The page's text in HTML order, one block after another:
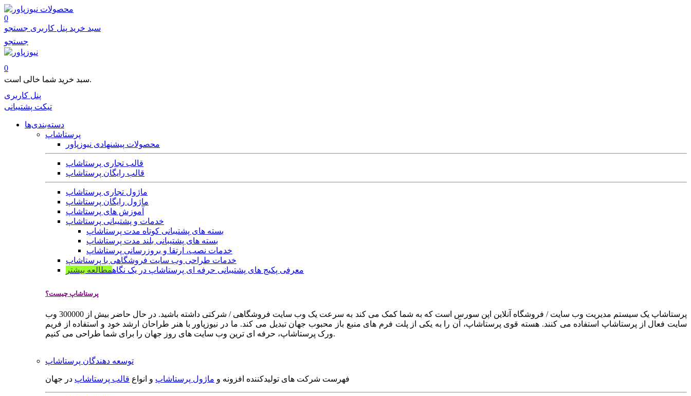
محصولات
0
سبد خرید پنل کاربری جستجو
جستجو
0
سبد خرید شما خالی است.
پنل کاربری
تیکت پشتیبانی
دسته‌بندی‌ها
پرستاشاپ
محصولات پیشنهادی نیوزپاور
قالب تجاری پرستاشاپ
قالب رایگان پرستاشاپ
ماژول تجاری پرستاشاپ
ماژول رایگان پرستاشاپ
آموزش های پرستاشاپ
خدمات و پشتیبانی پرستاشاپ
بسته های پشتیبانی کوتاه مدت پرستاشاپ
بسته های پشتیبانی بلند مدت پرستاشاپ
خدمات نصب، ارتقا و بروزرسانی پرستاشاپ
خدمات طراحی وب سایت فروشگاهی با پرستاشاپ
معرفی پکیج های پشتیبانی حرفه ای پرستاشاپ در یک نگاهمطالعه بیشتر
پرستاشاپ چیست؟
پرستاشاپ یک سیستم مدیریت وب سایت / فروشگاه آنلاین اپن سورس است که به شما کمک می کند به سرعت یک وب سایت فروشگاهی / شرکتی داشته باشید. در حال حاضر بیش از 300000 وب
سایت فعال از پرستاشاپ استفاده می کنند. هسته قوی پرستاشاپ، آن را به یکی از پلت فرم های منبع باز محبوب جهان تبدیل می کند. ما در نیوزپاور با هنر طراحان ارشد خود و استفاده از فریم
ورک پرستاشاپ، حرفه ای ترین وب سایت های روز جهان را برای شما طراحی می کنیم.
توسعه دهندگان پرستاشاپ
فهرست شرکت های تولیدکننده افزونه و ماژول پرستاشاپ و انواع قالب پرستاشاپ در جهان